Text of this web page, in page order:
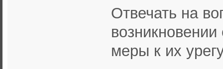
Отвечать на
меры к их